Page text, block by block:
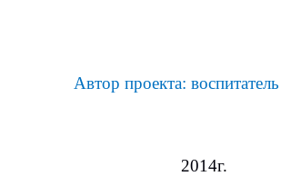
Автор проекта:
2014г.